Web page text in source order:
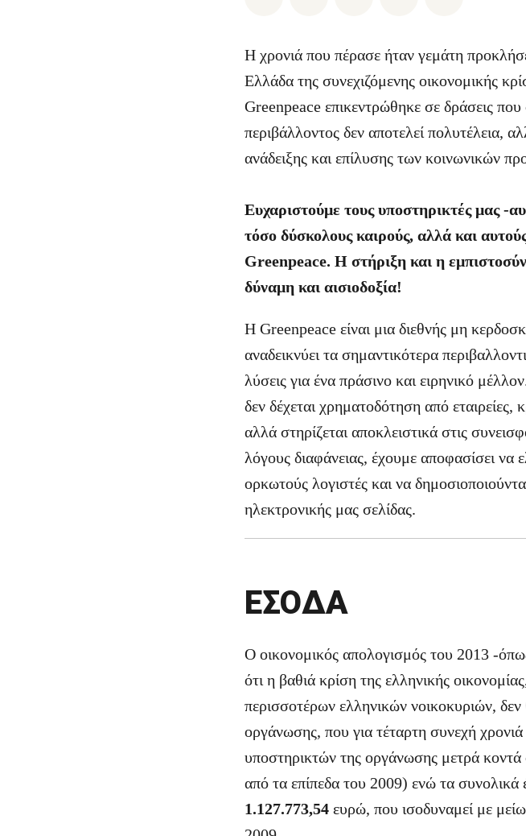
Η χρονιά που πέρασε ήταν γεμάτη
Ελλάδα της συνεχιζόμενης οικονομικής
Greenpeace επικεντρώθηκε σε δράσεις
περιβάλλοντος δεν αποτελεί πολυτέλεια,
ανάδειξης και επίλυσης των κοινωνικών
Ευχαριστούμε τους υποστηρικτές μας -
τόσο δύσκολους καιρούς, αλλά και
Greenpeace. Η στήριξη και η
δύναμη και αισιοδοξία!
Η Greenpeace είναι μια διεθνής μη
αναδεικνύει τα σημαντικότερα
λύσεις για ένα πράσινο και ειρηνικό
δεν δέχεται χρηματοδότηση από εταιρείες,
αλλά στηρίζεται αποκλειστικά στις
λόγους διαφάνειας, έχουμε αποφασίσει να
ορκωτούς λογιστές και να
ηλεκτρονικής μας σελίδας.
ΕΣΟΔΑ
Ο οικονομικός απολογισμός του 2013 -
ότι η βαθιά κρίση της ελληνικής
περισσοτέρων ελληνικών νοικοκυριών,
οργάνωσης, που για τέταρτη συνεχή
υποστηρικτών της οργάνωσης μετρά κοντά
από τα επίπεδα του 2009) ενώ τα
1.127.773,54 ευρώ, που ισοδυναμεί με